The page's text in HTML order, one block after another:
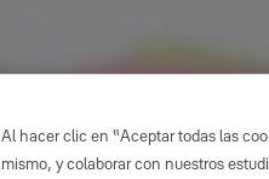
Al hacer clic en “Aceptar todas las
mismo, y colaborar con nuestros